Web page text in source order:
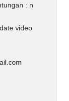
: n
video